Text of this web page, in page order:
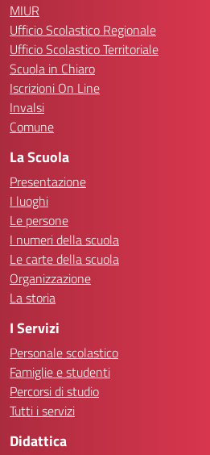
MIUR
Ufficio Scolastico Regionale
Ufficio Scolastico Territoriale
Scuola in Chiaro
Iscrizioni On Line
Invalsi
Comune
La Scuola
Presentazione
I luoghi
Le persone
I numeri della scuola
Le carte della scuola
Organizzazione
La storia
I Servizi
Personale scolastico
Famiglie e studenti
Percorsi di studio
Tutti i servizi
Didattica